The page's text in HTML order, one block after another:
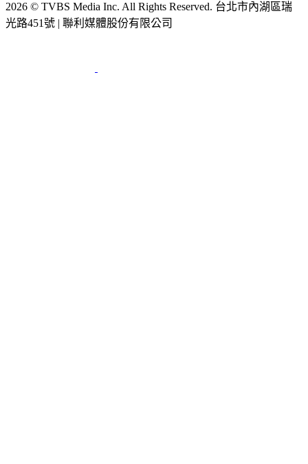
2026 © TVBS Media Inc. All Rights Reserved. 台北市內湖區瑞
光路451號 | 聯利媒體股份有限公司